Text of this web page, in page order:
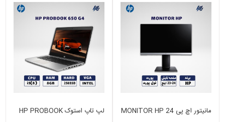
مانیتور اچ پی MONITOR HP 24
لپ تاپ استوک HP PROBOOK